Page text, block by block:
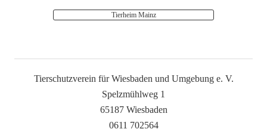
Tierheim Mainz
Tierschutzverein für Wiesbaden und Umgebung e. V.
Spelzmühlweg 1
65187 Wiesbaden
0611 702564